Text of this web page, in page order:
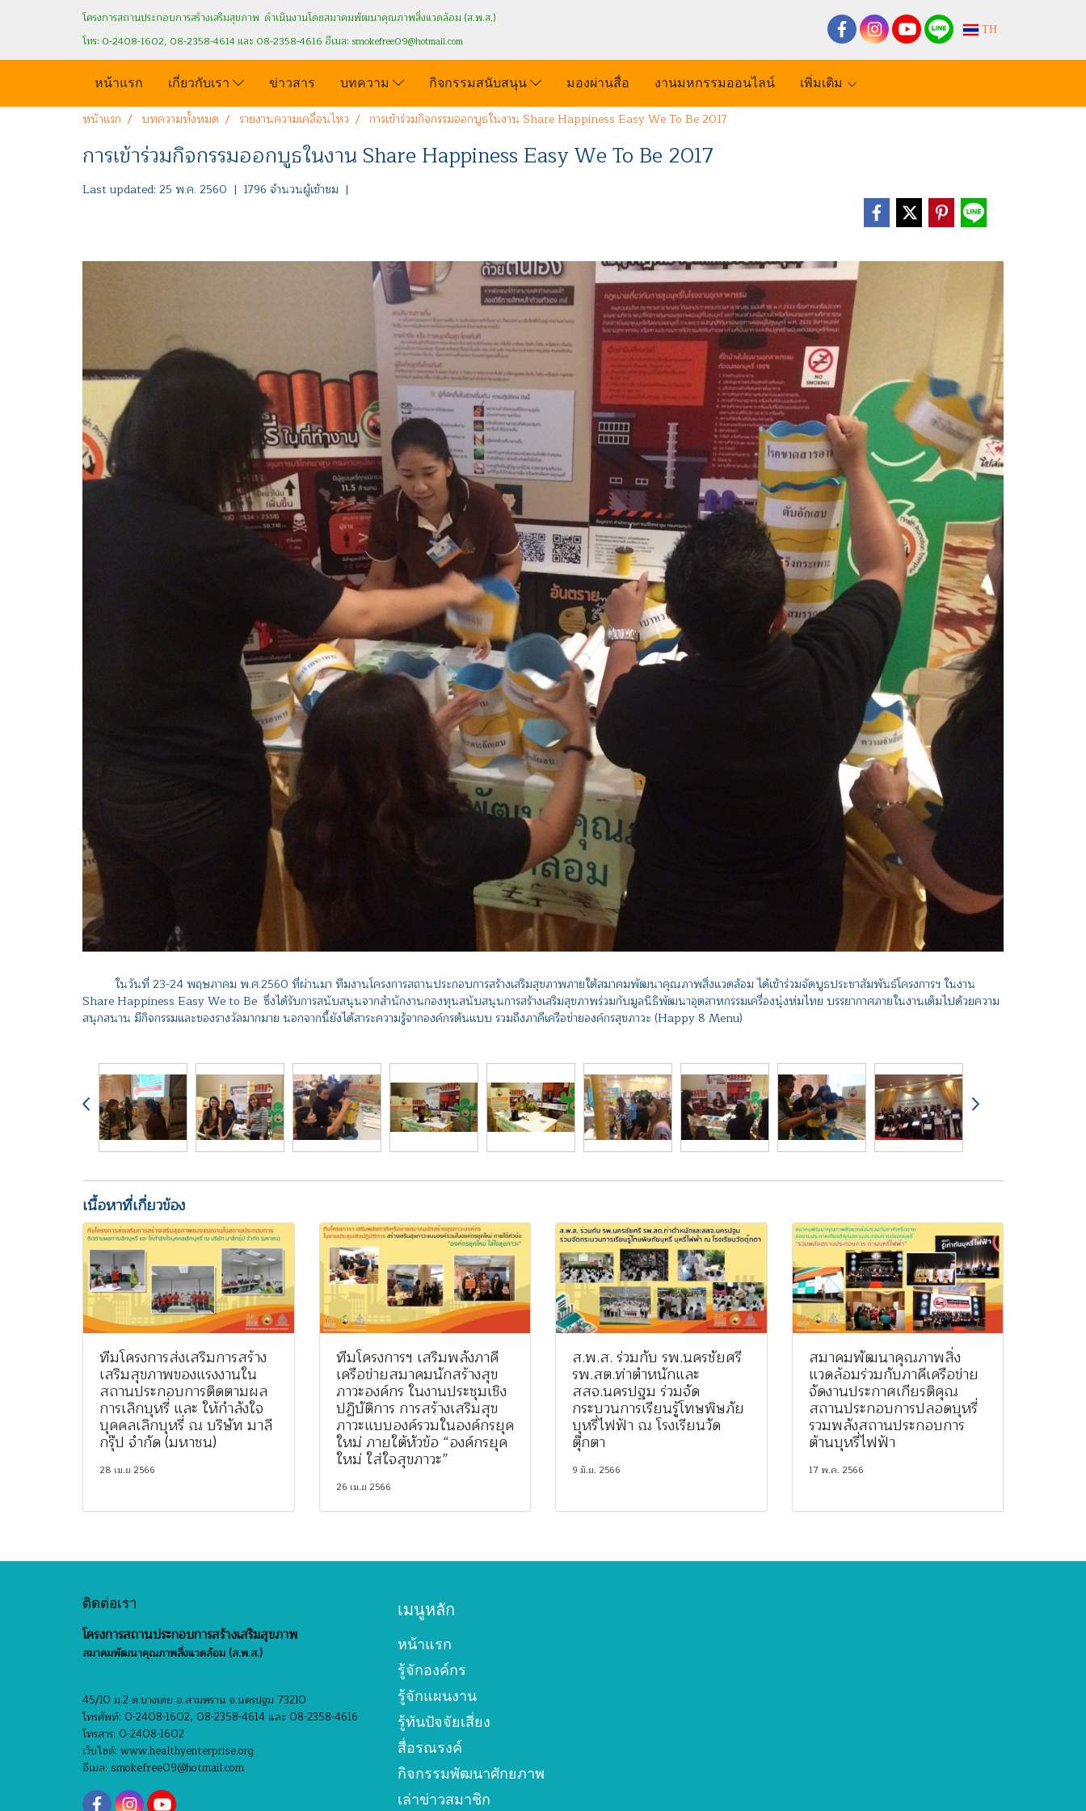
โครงการสถานประกอบการสร้างเสริมสุขภาพ ดำเนินงานโดยสมาคมพัฒนาคุณภาพสิ่งแวดล้อม (ส.พ.ส.)
โทร: 0-2408-1602, 08-2358-4614 และ 08-2358-4616 อีเมล: smokefree09@hotmail.com
TH
หน้าแรก เกี่ยวกับเรา ข่าวสาร บทความ กิจกรรมสนับสนุน มองผ่านสื่อ งานมหกรรมออนไลน์ เพิ่มเติม
หน้าแรก บทความทั้งหมด รายงานความเคลื่อนไหว การเข้าร่วมกิจกรรมออกบูธในงาน Share Happiness Easy We To Be 2017
การเข้าร่วมกิจกรรมออกบูธในงาน Share Happiness Easy We To Be 2017
Last updated: 25 พ.ค. 2560 | 1796 จำนวนผู้เข้าชม |
ในวันที่ 23-24 พฤษภาคม พ.ศ.2560 ที่ผ่านมา ทีมงานโครงการสถานประกอบการสร้างเสริมสุขภาพภายใต้สมาคมพัฒนาคุณภาพสิ่งแวดล้อม ได้เข้าร่วมจัดบูธประชาสัมพันธ์โครงการฯ ในงาน
Share Happiness Easy We to Be ซึ่งได้รับการสนับสนุนจากสำนักงานกองทุนสนับสนุนการสร้างเสริมสุขภาพร่วมกับมูลนิธิพัฒนาอุตสาหกรรมเครื่องนุ่งห่มไทย บรรยากาศภายในงานเต็มไปด้วยความ
สนุกสนาน มีกิจกรรมและของรางวัลมากมาย นอกจากนี้ยังได้สาระความรู้จากองค์กรต้นแบบ รวมถึงภาคีเครือข่ายองค์กรสุขภาวะ (Happy 8 Menu)
เนื้อหาที่เกี่ยวข้อง
ทีมโครงการส่งเสริมการสร้าง
เสริมสุขภาพของแรงงานใน
สถานประกอบการติดตามผล
การเลิกบุหรี่ และ ให้กำลังใจ
บุคคลเลิกบุหรี่ ณ บริษัท มาลี
กรุ๊ป จำกัด (มหาชน)
28 เม.ย 2566
ทีมโครงการฯ เสริมพลังภาคี
เครือข่ายสมาคมนักสร้างสุข
ภาวะองค์กร ในงานประชุมเชิง
ปฏิบัติการ การสร้างเสริมสุข
ภาวะแบบองค์รวมในองค์กรยุค
ใหม่ ภายใต้หัวข้อ “องค์กรยุค
ใหม่ ใส่ใจสุขภาวะ”
26 เม.ย 2566
ส.พ.ส. ร่วมกับ รพ.นครชัยศรี
รพ.สต.ท่าตำหนักและ
สสจ.นครปฐม ร่วมจัด
กระบวนการเรียนรู้โทษพิษภัย
บุหรี่ไฟฟ้า ณ โรงเรียนวัด
ตุ๊กตา
9 มิ.ย. 2566
สมาคมพัฒนาคุณภาพสิ่ง
แวดล้อมร่วมกับภาคีเครือข่าย
จัดงานประกาศเกียรติคุณ
สถานประกอบการปลอดบุหรี่
รวมพลังสถานประกอบการ
ต้านบุหรี่ไฟฟ้า
17 พ.ค. 2566
ติดต่อเรา
โครงการสถานประกอบการสร้างเสริมสุขภาพ
สมาคมพัฒนาคุณภาพสิ่งแวดล้อม (ส.พ.ส.)
45/10 ม.2 ต.บางเตย อ.สามพราน จ.นครปฐม 73210
โทรศัพท์: 0-2408-1602, 08-2358-4614 และ 08-2358-4616
โทรสาร: 0-2408-1602
เว็บไซต์: www.healthyenterprise.org
อีเมล: smokefree09@hotmail.com
เมนูหลัก
หน้าแรก
รู้จักองค์กร
รู้จักแผนงาน
รู้ทันปัจจัยเสี่ยง
สื่อรณรงค์
กิจกรรมพัฒนาศักยภาพ
เล่าข่าวสมาชิก